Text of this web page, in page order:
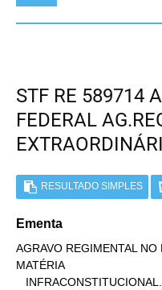
STF RE 589714
FEDERAL
RESULTADO SIMPLES
Ementa
AGRAVO REGIMENTAL
MATÉRIA